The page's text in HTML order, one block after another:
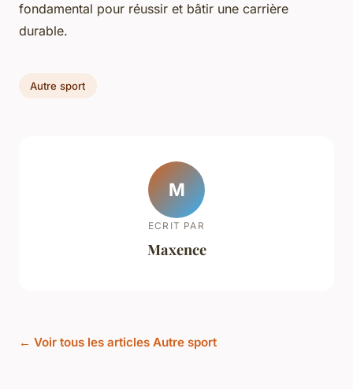
fondamental pour réussir et bâtir une carrière
durable.
Autre sport
M
ECRIT PAR
Maxence
← Voir tous les articles Autre sport